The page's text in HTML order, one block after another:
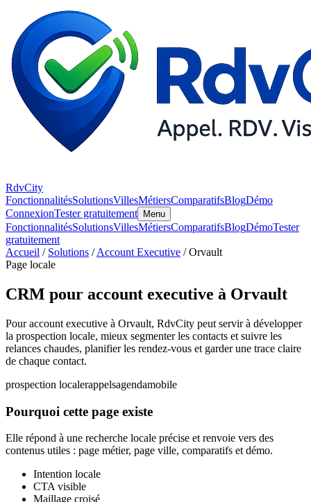
RdvCity
FonctionnalitésSolutionsVillesMétiersComparatifsBlogDémo
ConnexionTester gratuitement Menu
FonctionnalitésSolutionsVillesMétiersComparatifsBlogDémoTester
gratuitement
Accueil / Solutions /Account Executive / Orvault
Page locale
CRM pour account executive à Orvault
Pour account executive à Orvault, RdvCity peut servir à développer
la prospection locale, mieux segmenter les contacts et suivre les
relances chaudes, planifier les rendez-vous et garder une trace claire
de chaque contact.
prospection localerappelsagendamobile
Pourquoi cette page existe
Elle répond à une recherche locale précise et renvoie vers des
contenus utiles : page métier, page ville, comparatifs et démo.
Intention locale
CTA visible
Maillage croisé